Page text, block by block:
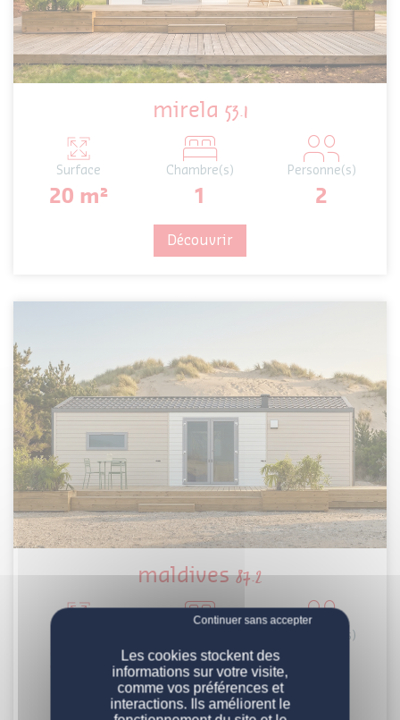
NOS MOBIL-HOMES
Nos modèles
PERSONNALISATION
mirela 53.1
Surface
20 m²
Chambre(s)
1
Personne(s)
2
Découvrir
maldives 87.2
2
Personne(s)
Découvrir
Les cookies stockent des
informations sur votre visite,
comme vos préférences et
interactions. Ils améliorent le